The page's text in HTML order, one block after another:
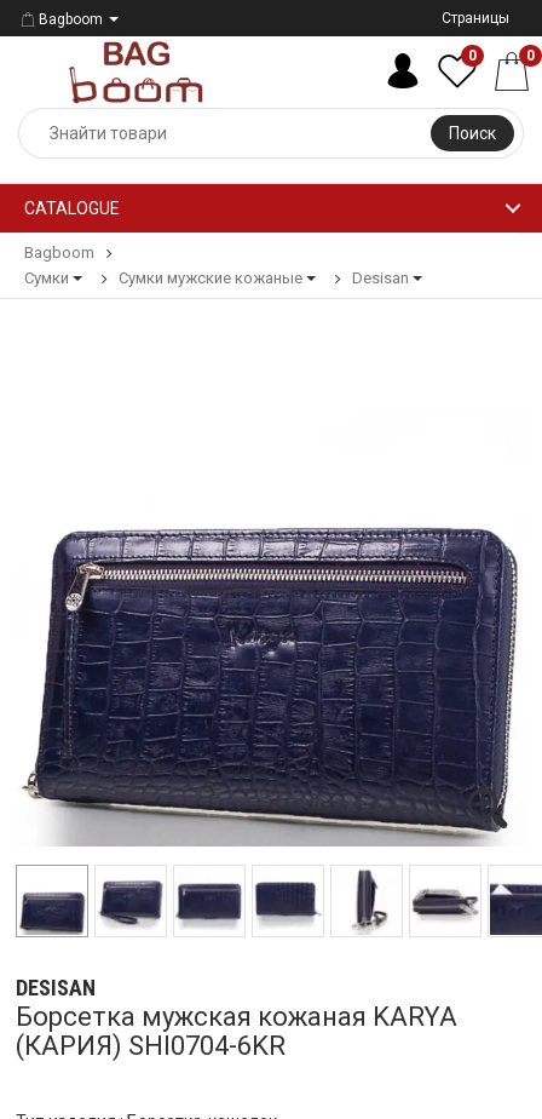
Bagboom Страницы
Поиск
0 0
CATALOGUE
Bagboom
Сумки
Сумки мужские кожаные Desisan
DESISAN
Борсетка мужская кожаная KARYA
(КАРИЯ) SHI0704-6KR